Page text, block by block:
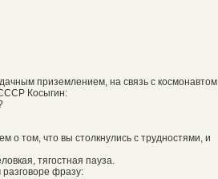
приземлением, на связь с космонавтом
Косыгин:
том, что вы столкнулись с трудностями, и
тягостная пауза.
фразу: